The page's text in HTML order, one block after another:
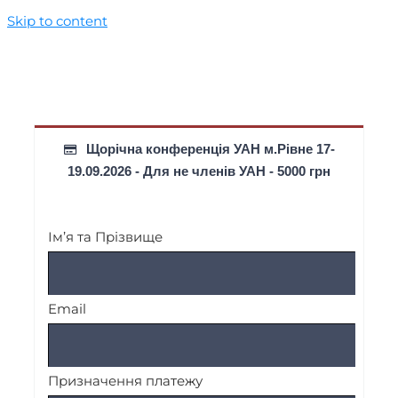
Skip to content
Щорічна конференція УАН м.Рівне 17-
19.09.2026 - Для не членів УАН - 5000 грн
Ім’я та Прізвище
Email
Призначення платежу